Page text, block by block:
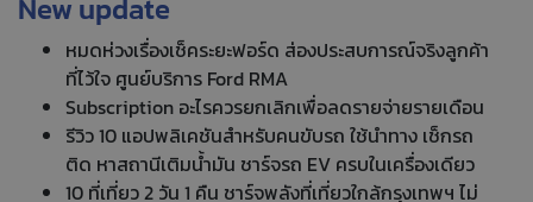
New update
หมดห่วงเรื่องเช็คระยะฟอร์ด ส่องประสบการณ์จริงลูกค้า
ที่ไว้ใจ ศูนย์บริการ Ford RMA
Subscription อะไรควรยกเลิกเพื่อลดรายจ่ายรายเดือน
รีวิว 10 แอปพลิเคชันสำหรับคนขับรถ ใช้นำทาง เช็กรถ
ติด หาสถานีเติมน้ำมัน ชาร์จรถ EV ครบในเครื่องเดียว
10 ที่เที่ยว 2 วัน 1 คืน ชาร์จพลังที่เที่ยวใกล้กรุงเทพฯ ไม่